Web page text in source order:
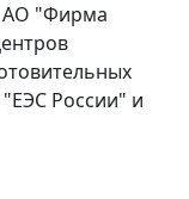
АО "Фирма
"ЕЭС России" и